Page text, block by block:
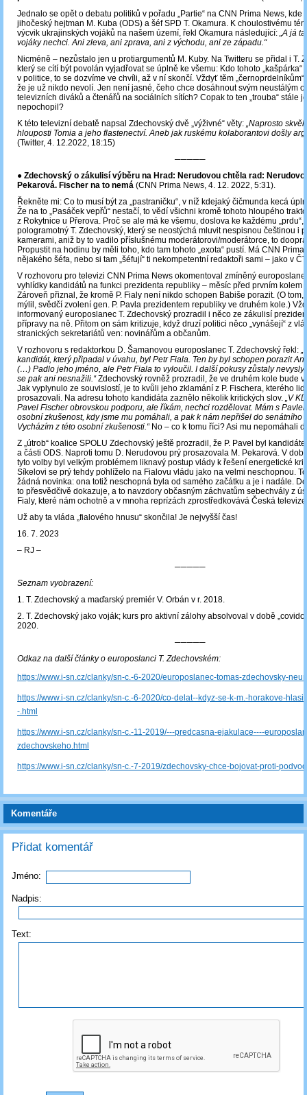
Jednalo se opět o debatu politiků v pořadu „Partie“ na CNN Prima News, kde
jihočeský hejtman M. Kuba (ODS) a šéf SPD T. Okamura. K choulostivému
výcvik ukrajinských vojáků na našem území, řekl Okamura následující: „A já
vojáky nechci. Ani zleva, ani zprava, ani z východu, ani ze západu.“
Nicméně – nezůstalo jen u protiargumentů M. Kuby. Na Twitteru se přidal i T.
který se cítí být povolán vyjadřovat se úplně ke všemu: Kdo tohoto „kašpárka“
v politice, to se dozvíme ve chvíli, až v ní skončí. Vždyť těm „černoprdelníkům“
že je už nikdo nevolí. Jen není jasné, čeho chce dosáhnout svým neustálým
televizních diváků a čtenářů na sociálních sítích? Copak to ten „trouba“ stále
nepochopil?
K této televizní debatě napsal Zdechovský dvě „výživné“ věty: „Naprosto
hlouposti Tomia a jeho flastenectví. Aneb jak ruskému kolaborantovi došly
(Twitter, 4. 12.2022, 18:15)
─────
● Zdechovský o zákulisí výběru na Hrad: Nerudovou chtěla rad:
Pekarová. Fischer na to nemá (CNN Prima News, 4. 12. 2022, 5:31).
Řekněte mi: Co to musí být za „pastraničku“, v níž kdejaký čičmunda kecá
Že na to „Pasáček vepřů“ nestačí, to vědí všichni kromě tohoto hloupého
z Rokytnice u Přerova. Proč se ale má ke všemu, doslova ke každému „prdu“,
pologramotný T. Zdechovský, který se neostýchá mluvit nespisnou češtinou i
kamerami, aniž by to vadilo příslušnému moderátorovi/moderátorce, to
Propustit na hodinu by měli toho, kdo tam tohoto „exota“ pustí. Má CNN Prima
nějakého šéfa, nebo si tam „šéfují“ ti nekompetentní redaktoři sami – jako v
V rozhovoru pro televizi CNN Prima News okomentoval zmíněný
vyhlídky kandidátů na funkci prezidenta republiky – měsíc před prvním kolem
Zároveň přiznal, že kromě P. Fialy není nikdo schopen Babiše porazit. (O tom,
mýlil, svědčí zvolení gen. P. Pavla prezidentem republiky ve druhém kole.)
informovaný europoslanec T. Zdechovský prozradil i něco ze zákulisí
přípravy na ně. Přitom on sám kritizuje, když druzí politici něco „vynášejí“ z
stranických sekretariátů ven: novinářům a občanům.
V rozhovoru s redaktorkou D. Šamanovou europoslanec T. Zdechovský řekl:
kandidát, který připadal v úvahu, byl Petr Fiala. Ten by byl schopen porazit
(…) Padlo jeho jméno, ale Petr Fiala to vyloučil. I další pokusy zůstaly
se pak ani nesnažili.“Zdechovský rovněž prozradil, že ve druhém kole bude
Jak vyplynulo ze souvislostí, je to kvůli jeho zklamání z P. Fischera, kterého
prosazovali. Na adresu tohoto kandidáta zaznělo několik kritických slov. „V
Pavel Fischer obrovskou podporu, ale říkám, nechci rozdělovat. Mám s
osobní zkušenost, kdy jsme mu pomáhali, a pak k nám nepřišel do senátního
Vycházím z této osobní zkušenosti.“ No – co k tomu říci? Asi mu nepomáhali
Z „útrob“ koalice SPOLU Zdechovský ještě prozradil, že P. Pavel byl
a části ODS. Naproti tomu D. Nerudovou prý prosazovala M. Pekarová. V
tyto volby byl velkým problémem liknavý postup vlády k řešení energetické
Síkelovi se prý tehdy pohlíželo na Fialovu vládu jako na velmi neschopnou.
žádná novinka: ona totiž neschopná byla od samého začátku a je i nadále.
to přesvědčivě dokazuje, a to navzdory občasným záchvatům sebechvály z
Fialy, které nám ochotně a v mnoha reprízách zprostředkovává Česká
Už aby ta vláda „fialového hnusu“ skončila! Je nejvyšší čas!
16. 7. 2023
‒ RJ ‒
─────
Seznam vyobrazení:
1. T. Zdechovský a maďarský premiér V. Orbán v r. 2018.
2. T. Zdechovský jako voják; kurs pro aktivní zálohy absolvoval v době
2020.
─────
Odkaz na další články o europoslanci T. Zdechovském:
https://www.i-sn.cz/clanky/sn-c.-6-2020/europoslanec-tomas-zdechovsky-
https://www.i-sn.cz/clanky/sn-c.-6-2020/co-delat--kdyz-se-k-m.-horakove-
-.html
https://www.i-sn.cz/clanky/sn-c.-11-2019/---predcasna-ejakulace----
zdechovskeho.html
https://www.i-sn.cz/clanky/sn-c.-7-2019/zdechovsky-chce-bojovat-proti-
Komentáře
Přidat komentář
Jméno:
Nadpis:
Text: